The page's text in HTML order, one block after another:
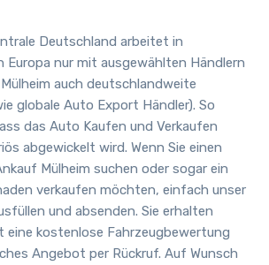
Deutschland arbeitet in
Europa nur mit ausgewählten Händlern
auch deutschlandweite
globale Auto Export Händler). So
das Auto Kaufen und Verkaufen
abgewickelt wird. Wenn Sie einen
Mülheim suchen oder sogar ein
verkaufen möchten, einfach unser
und absenden. Sie erhalten
eine kostenlose Fahrzeugbewertung
Angebot per Rückruf. Auf Wunsch